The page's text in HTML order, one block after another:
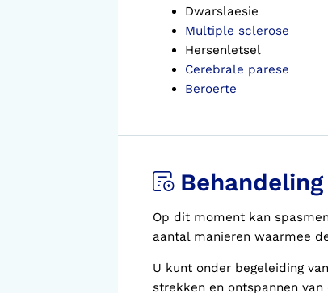
Dwarslaesie
Multiple sclerose
Hersenletsel
Cerebrale parese
Beroerte
Op dit moment kan
aantal manieren waarmee
U kunt onder begeleiding
strekken en ontspannen